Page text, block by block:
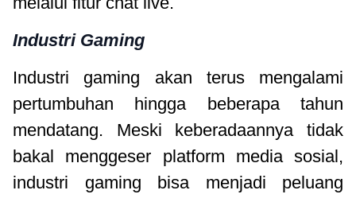
Industri Gaming
Industri gaming akan terus mengalami
pertumbuhan hingga beberapa tahun
mendatang. Meski keberadaannya tidak
bakal menggeser platform media sosial,
industri gaming bisa menjadi peluang